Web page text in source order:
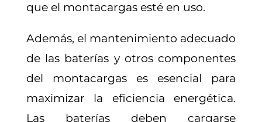
que el montacargas esté en uso.
Además, el mantenimiento adecuado
de las baterías y otros componentes
del montacargas es esencial para
maximizar la eficiencia energética.
Las baterías deben cargarse